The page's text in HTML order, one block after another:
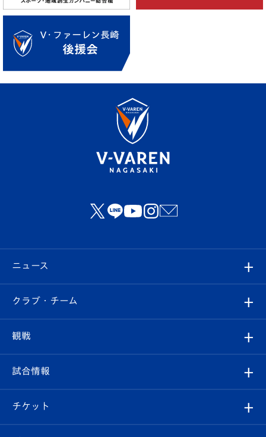
ニュース
すべて
クラブ
試合情報
クラブ・チーム
クラブ概要
エンブレム紹介
観戦
観戦ルール
はじめての観戦ガイド
試合情報
試合日程/結果
チケット